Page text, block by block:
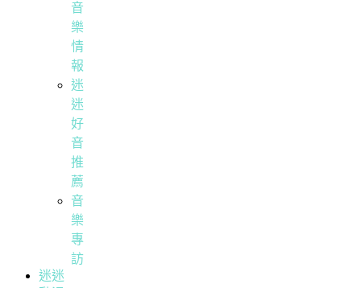
音
樂
情
報
迷
迷
好
音
推
薦
音
樂
專
訪
迷迷